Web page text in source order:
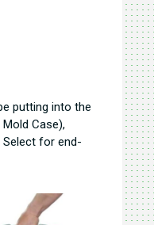
putting into the
Case),
Select for end-